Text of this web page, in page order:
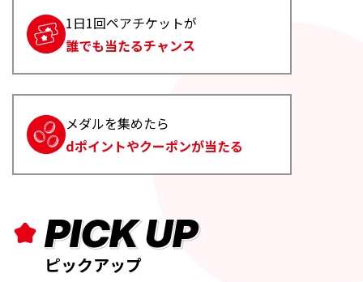
1日1回ペアチケットが
誰でも当たるチャンス
メダルを集めたら
dポイントやクーポンが当たる
PICK UP
ピックアップ